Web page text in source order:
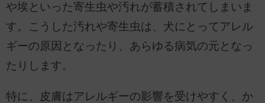
や埃といった寄生虫や汚れが蓄積されてしまいま
す。こうした汚れや寄生虫は、犬にとってアレル
ギーの原因となったり、あらゆる病気の元となっ
たりします。
特に、皮膚はアレルギーの影響を受けやすく、か